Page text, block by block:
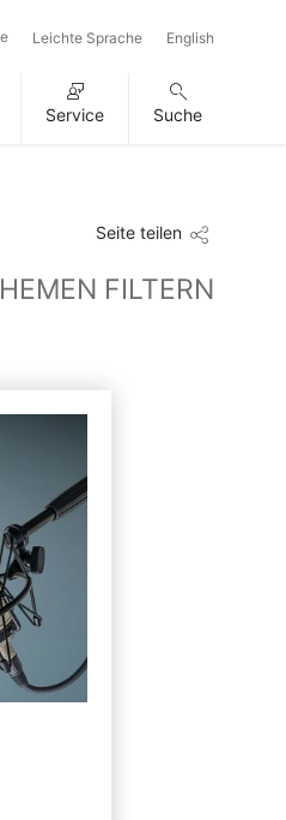
Leichte Sprache English
Service Suche
Seite teilen
FILTERN